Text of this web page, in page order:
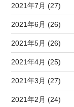
2021年7月 (27)
2021年6月 (26)
2021年5月 (26)
2021年4月 (25)
2021年3月 (27)
2021年2月 (24)